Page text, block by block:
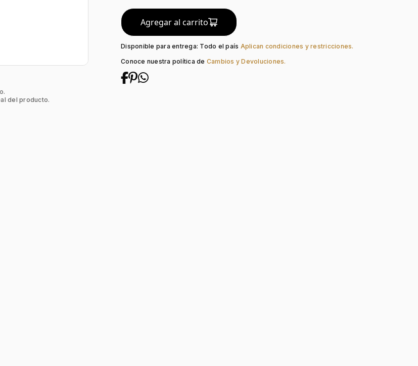
del producto.
Colección: Ninguno
Piedra central: Cristal
Agregar al carrito
Disponible para entrega: Todo el país Aplican condiciones y restricciones.
Conoce nuestra política de Cambios y Devoluciones.